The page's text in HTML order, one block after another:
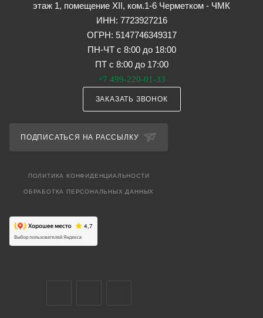
этаж 1, помещение XII, ком.1-6 Черметком - ЧМК
ИНН: 7723927216
ОГРН: 5147746349317
ПН-ЧТ с 8:00 до 18:00
ПТ с 8:00 до 17:00
+7 499-220-01-33
ЗАКАЗАТЬ ЗВОНОК
ПОДПИСАТЬСЯ НА РАССЫЛКУ
ПОЛИТИКА КОНФИДЕНЦИАЛЬНОСТИ
ОБРАБОТКА ПЕРСОНАЛЬНЫХ ДАННЫХ